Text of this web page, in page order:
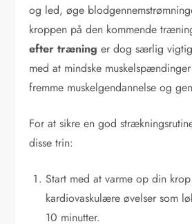
og led, øge
kroppen på den kommende
efter træning er dog særlig
med at mindske
fremme muskelgendannelse og
For at sikre en god
disse trin:
Start med at varme op din
kardiovaskulære øvelser som
10 minutter.